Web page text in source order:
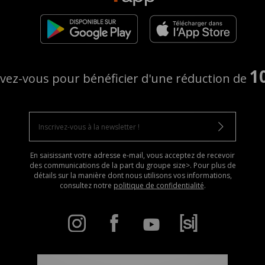
vous pour bénéficier d'une réduction de
En saisissant votre adresse e-mail, vous acceptez de recevoir
des communications de la part du groupe size>. Pour plus de
détails sur la manière dont nous utilisons vos informations,
consultez notre politique de confidentialité.